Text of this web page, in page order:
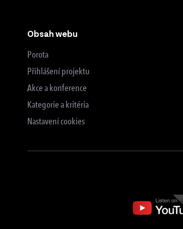
Obsah webu
Porota
Přihlášení projektu
Akce a konference
Kategorie a kritéria
Nastavení cookies